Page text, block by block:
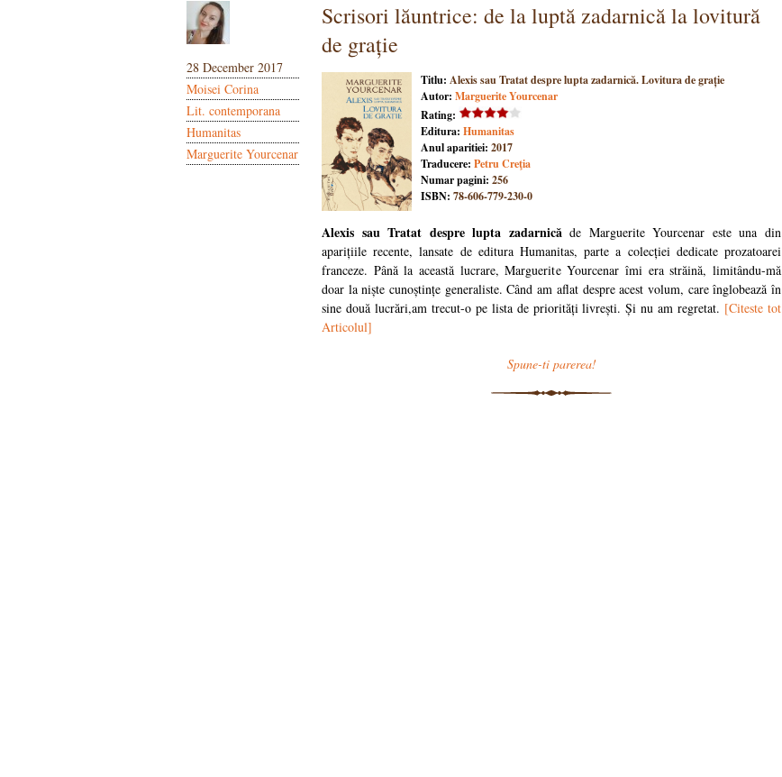
28 December 2017
Moisei Corina
Lit. contemporana
Humanitas
Marguerite Yourcenar
Scrisori lăuntrice: de la luptă zadarnică la lovitură
de grație
Titlu: Alexis sau Tratat despre lupta zadarnică. Lovitura de grație
Autor: Marguerite Yourcenar
Rating:
Editura: Humanitas
Anul aparitiei: 2017
Traducere: Petru Creţia
Numar pagini: 256
ISBN: 78-606-779-230-0
Alexis sau Tratat despre lupta zadarnicăde Marguerite Yourcenar este una din
aparițiile recente, lansate de editura Humanitas, parte a colecției dedicate prozatoarei
franceze. Până la această lucrare, Marguerite Yourcenar îmi era străină, limitându-mă
doar la niște cunoștințe generaliste. Când am aflat despre acest volum, care înglobează în
sine două lucrări,am trecut-o pe lista de priorități livrești. Și nu am regretat. [Citeste tot
Articolul]
Spune-ti parerea!